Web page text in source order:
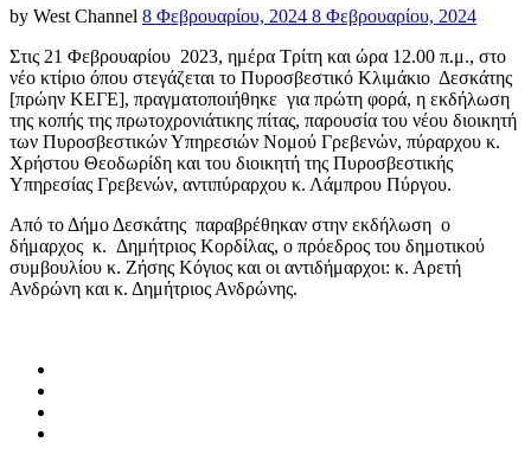
by West Channel Posted
8 Φεβρουαρίου, 2024 8 Φεβρουαρίου, 2024
Στις 21 Φεβρουαρίου 2023, ημέρα Τρίτη και ώρα 12.00 π.μ., στο
νέο κτίριο όπου στεγάζεται το Πυροσβεστικό Κλιμάκιο Δεσκάτης
[πρώην ΚΕΓΕ], πραγματοποιήθηκε για πρώτη φορά, η εκδήλωση
της κοπής της πρωτοχρονιάτικης πίτας, παρουσία του νέου διοικητή
των Πυροσβεστικών Υπηρεσιών Νομού Γρεβενών, πύραρχου κ.
Χρήστου Θεοδωρίδη και του διοικητή της Πυροσβεστικής
Υπηρεσίας Γρεβενών, αντιπύραρχου κ. Λάμπρου Πύργου.
Από το Δήμο Δεσκάτης παραβρέθηκαν στην εκδήλωση ο
δήμαρχος κ. Δημήτριος Κορδίλας, ο πρόεδρος του δημοτικού
συμβουλίου κ. Ζήσης Κόγιος και οι αντιδήμαρχοι: κ. Αρετή
Ανδρώνη και κ. Δημήτριος Ανδρώνης.